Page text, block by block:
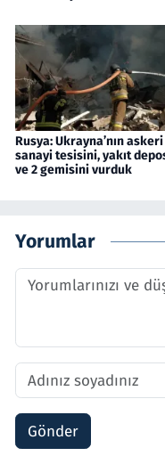
Rusya: Ukrayna’nın askeri
sanayi tesisini, yakıt
ve 2 gemisini vurduk
Yorumlar
Gönder